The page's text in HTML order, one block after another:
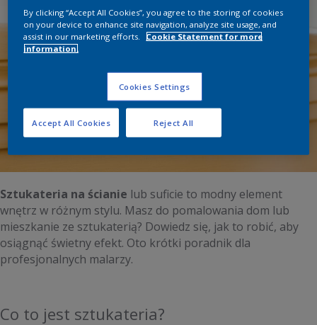
"Sztukateria na ścianie lub suficie to
modny element wnętrz w różnym stylu.."
Sztukateria na ścianie lub suficie to modny element
wnętrz w różnym stylu. Masz do pomalowania dom lub
mieszkanie ze sztukaterią? Dowiedz się, jak to robić, aby
osiągnąć świetny efekt. Oto krótki poradnik dla
profesjonalnych malarzy.
Co to jest sztukateria?
By clicking “Accept All Cookies”, you agree to the storing of cookies
on your device to enhance site navigation, analyze site usage, and
assist in our marketing efforts.
Cookie Statement for more
information.
Cookies Settings
Reject All
Accept All Cookies